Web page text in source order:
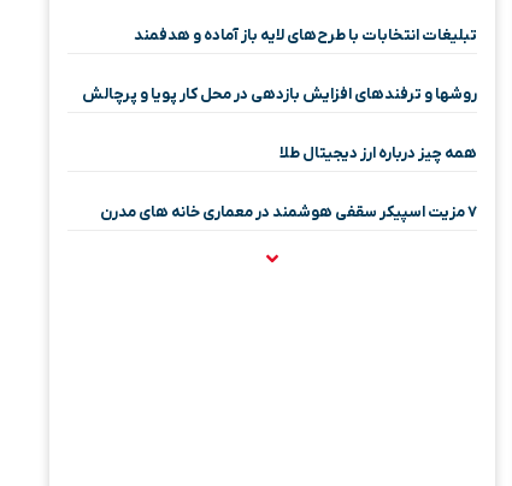
تبلیغات انتخابات با طرح‌های لایه باز آماده و هدفمند
روشها و ترفندهای افزایش بازدهی در محل کار پویا و پرچالش
همه چیز درباره ارز دیجیتال طلا
۷ مزیت اسپیکر سقفی هوشمند در معماری خانه‌ های مدرن